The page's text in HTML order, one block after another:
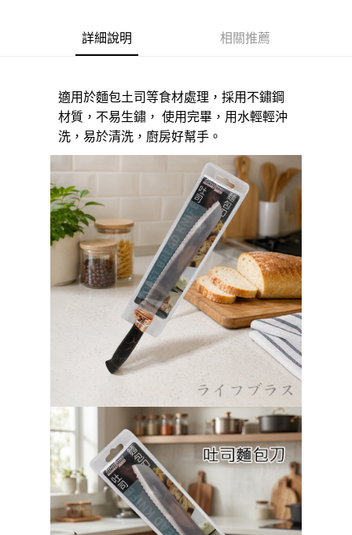
１．簡單：不需註冊會員、不需綁卡、不需儲值。
２．便利：只要手機號碼，簡訊認證，即可結帳。
３．安心：先確認商品／服務後，再付款。
１．於結帳方式選擇「AFTEE先享後付」後，將跳轉至「AFTEE先享後付」
結帳頁面，進行簡訊認證並確認金額後，即可完成結帳。
２．訂單成立數日內，您將收到繳費通知簡訊。
３．收到繳費通知簡訊後14天內，點擊此簡訊中的連結，可透過四大超商／
ATM／網路銀行／等多元方式進行付款，方視為交易完成。
※ 請注意：結帳手續完成當下不需立刻繳費，但若您需要取消訂單，請聯絡
購買商品的店家。未經商家同意取消之訂單仍視為有效，需透過AFTEE先享
後付繳納相關費用。
※ 交易是否成功請以「AFTEE先享後付 」之結帳頁面顯示為準，若有關於
是否繳費成功／繳費後需取消欲退款等相關疑問，請聯繫「AFTEE先享後付
https://netprotections.freshdesk.com/support/home
１．透過由恩沛科技股份有限公司提供之「AFTEE先享後付」服務完成之交
易，需依本服務之必要範圍內提供個人資料，並將交易相關給付款項請求債
權轉讓予恩沛科技股份有限公司。
２．關於個人資料處理事宜，請瀏覽以下網址：
https://aftee.tw/terms/#terms3
３．未成年的使用者請事先徵得法定代理人或監護人之同意方可使用
「AFTEE先享後付」，若未經同意申辦者引起之損失，本公司不負相關責
４．使用「AFTEE先享後付」時，將依據個別帳號之用戶狀況，依本公司即
時審查核予不同之上限額度；若仍有額度不足之情形，本公司將視審查結果
請求用戶進行身份認證。
５．嚴禁一人註冊多個帳號或使用他人資訊註冊。若發現惡意使用之情形，
恩沛科技股份有限公司將有權停止該用戶之使用額度並採取法律行動。
運送方式
全家取貨付款三天後到
每筆NT$60，滿NT$490(含以上)免運費
全家離島取貨付款
每筆NT$100，滿NT$1,000(含以上)免運費
付款後全家取貨
每筆NT$60，滿NT$490(含以上)免運費
每筆NT$60，滿NT$490(含以上)免運費
7-11離島取貨付款
每筆NT$100，滿NT$1,000(含以上)免運費
付款後7-11取貨
每筆NT$60，滿NT$490(含以上)免運費
本島宅配1~2天後到
每筆NT$80，滿NT$490(含以上)免運費
貨到付款
每筆NT$150，滿NT$3,000(含以上)免運費
詳細說明 相關推薦
適用於麵包土司等食材處理，採用不鏽鋼
材質，不易生鏽， 使用完畢，用水輕輕沖
洗，易於清洗，廚房好幫手。